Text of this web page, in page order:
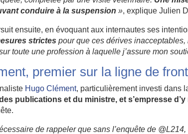
conduire à la suspension», explique Julien
ensuite, en évoquant aux internautes ses
strictes pour que ces dérives
toute une profession à laquelle j’assure mon
premier sur la ligne de front
Hugo Clément, particulièrement investi dans
publications et du ministre, et s’empresse
de rappeler que sans l’enquête de